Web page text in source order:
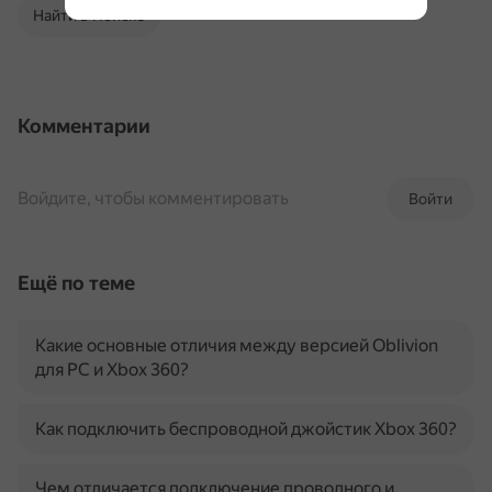
Найти в Поиске
Комментарии
Войти
Войдите, чтобы комментировать
Ещё по теме
Какие основные отличия между версией Oblivion
для PC и Xbox 360?
Как подключить беспроводной джойстик Xbox 360?